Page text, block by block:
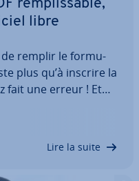
rem­plis­sable,
libre
de remplir le for­mu­
plus qu’à inscrire la
fait une erreur ! Et
vous devez
Lire la suite